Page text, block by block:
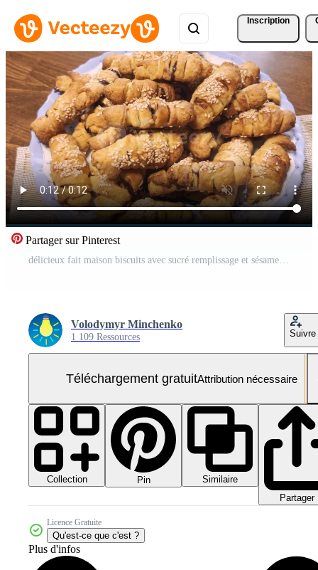
Inscription
Partager sur Pinterest
délicieux fait maison biscuits avec sucré remplissage et sésame des graines mensonge sur une plaque. Vidéo Gratuite
Volodymyr Minchenko
1 109 Ressources Suivre
Téléchargement gratuitAttribution nécessaire
Collection Pin
Similaire
Partager
Licence Gratuite
Qu'est-ce que c'est ?
Plus d'infos